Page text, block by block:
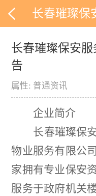
长春璀璨保
长春璀璨保安
告
属性: 普通资讯
企业简介
长春璀璨保
物业服务有限公
家拥有专业保安
服务于政府机关